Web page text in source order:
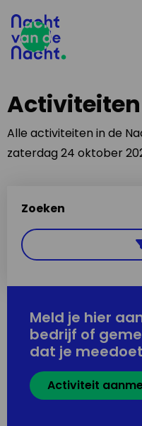
Activiteiten
Alle activiteiten in de
zaterdag 24 oktober
Zoeken
Meld je hier
bedrijf of
dat je
Activiteit